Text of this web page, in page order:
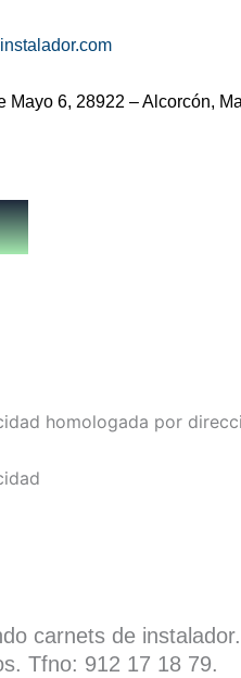
Mayo 6, 28922 – Alcorcón,
carnets de
Tfno: 912 17 18 79.